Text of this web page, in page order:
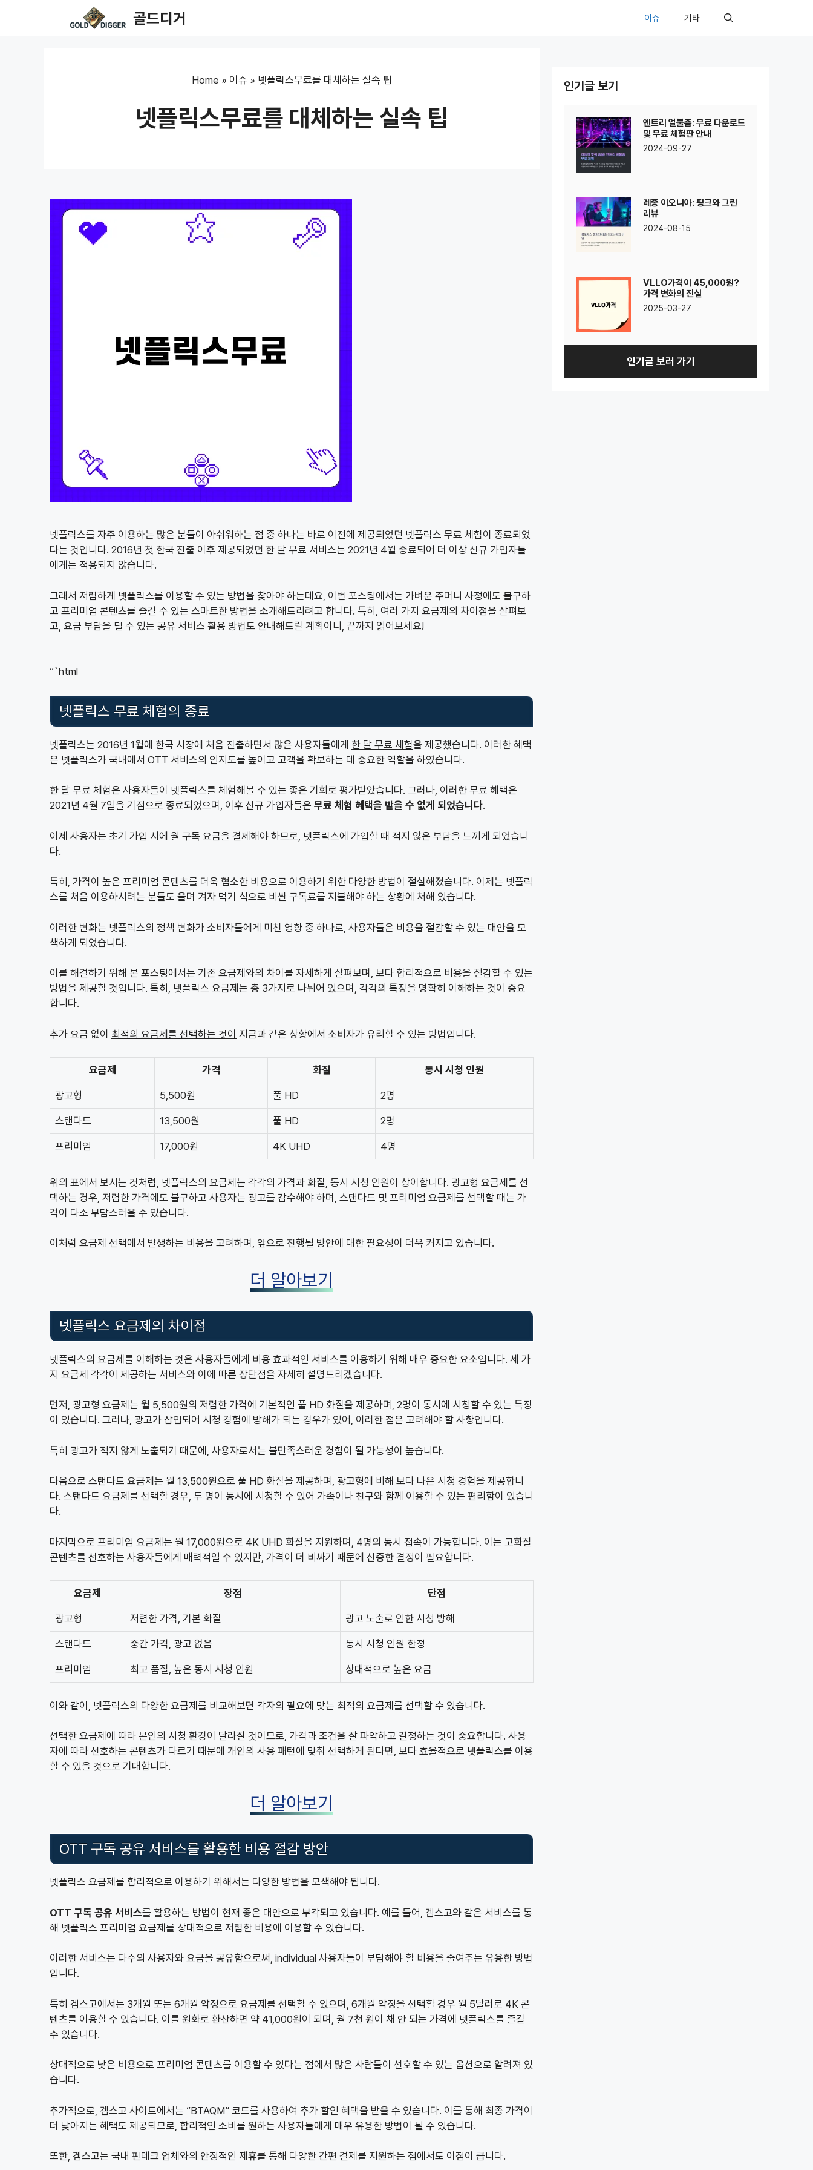
골드디거 이슈 기타
Home » 이슈 » 넷플릭스무료를 대체하는 실속 팁
넷플릭스무료를 대체하는 실속 팁
넷플릭스를 자주 이용하는 많은 분들이 아쉬워하는 점 중 하나는 바로 이전에 제공되었던 넷플릭스 무료 체험이 종료되었
다는 것입니다. 2016년 첫 한국 진출 이후 제공되었던 한 달 무료 서비스는 2021년 4월 종료되어 더 이상 신규 가입자들
에게는 적용되지 않습니다.
그래서 저렴하게 넷플릭스를 이용할 수 있는 방법을 찾아야 하는데요, 이번 포스팅에서는 가벼운 주머니 사정에도 불구하
고 프리미엄 콘텐츠를 즐길 수 있는 스마트한 방법을 소개해드리려고 합니다. 특히, 여러 가지 요금제의 차이점을 살펴보
고, 요금 부담을 덜 수 있는 공유 서비스 활용 방법도 안내해드릴 계획이니, 끝까지 읽어보세요!
“`html
넷플릭스 무료 체험의 종료
넷플릭스는 2016년 1월에 한국 시장에 처음 진출하면서 많은 사용자들에게 한 달 무료 체험을 제공했습니다. 이러한 혜택
은 넷플릭스가 국내에서 OTT 서비스의 인지도를 높이고 고객을 확보하는 데 중요한 역할을 하였습니다.
한 달 무료 체험은 사용자들이 넷플릭스를 체험해볼 수 있는 좋은 기회로 평가받았습니다. 그러나, 이러한 무료 혜택은
2021년 4월 7일을 기점으로 종료되었으며, 이후 신규 가입자들은 무료 체험 혜택을 받을 수 없게 되었습니다.
이제 사용자는 초기 가입 시에 월 구독 요금을 결제해야 하므로, 넷플릭스에 가입할 때 적지 않은 부담을 느끼게 되었습니
다.
특히, 가격이 높은 프리미엄 콘텐츠를 더욱 협소한 비용으로 이용하기 위한 다양한 방법이 절실해졌습니다. 이제는 넷플릭
스를 처음 이용하시려는 분들도 울며 겨자 먹기 식으로 비싼 구독료를 지불해야 하는 상황에 처해 있습니다.
이러한 변화는 넷플릭스의 정책 변화가 소비자들에게 미친 영향 중 하나로, 사용자들은 비용을 절감할 수 있는 대안을 모
색하게 되었습니다.
이를 해결하기 위해 본 포스팅에서는 기존 요금제와의 차이를 자세하게 살펴보며, 보다 합리적으로 비용을 절감할 수 있는
방법을 제공할 것입니다. 특히, 넷플릭스 요금제는 총 3가지로 나뉘어 있으며, 각각의 특징을 명확히 이해하는 것이 중요
합니다.
추가 요금 없이 최적의 요금제를 선택하는 것이 지금과 같은 상황에서 소비자가 유리할 수 있는 방법입니다.
요금제 가격 화질 동시 시청 인원
광고형 5,500원 풀 HD 2명
스탠다드 13,500원 풀 HD 2명
프리미엄 17,000원 4K UHD 4명
위의 표에서 보시는 것처럼, 넷플릭스의 요금제는 각각의 가격과 화질, 동시 시청 인원이 상이합니다. 광고형 요금제를 선
택하는 경우, 저렴한 가격에도 불구하고 사용자는 광고를 감수해야 하며, 스탠다드 및 프리미엄 요금제를 선택할 때는 가
격이 다소 부담스러울 수 있습니다.
이처럼 요금제 선택에서 발생하는 비용을 고려하며, 앞으로 진행될 방안에 대한 필요성이 더욱 커지고 있습니다.
더 알아보기
넷플릭스 요금제의 차이점
넷플릭스의 요금제를 이해하는 것은 사용자들에게 비용 효과적인 서비스를 이용하기 위해 매우 중요한 요소입니다. 세 가
지 요금제 각각이 제공하는 서비스와 이에 따른 장단점을 자세히 설명드리겠습니다.
먼저, 광고형 요금제는 월 5,500원의 저렴한 가격에 기본적인 풀 HD 화질을 제공하며, 2명이 동시에 시청할 수 있는 특징
이 있습니다. 그러나, 광고가 삽입되어 시청 경험에 방해가 되는 경우가 있어, 이러한 점은 고려해야 할 사항입니다.
특히 광고가 적지 않게 노출되기 때문에, 사용자로서는 불만족스러운 경험이 될 가능성이 높습니다.
다음으로 스탠다드 요금제는 월 13,500원으로 풀 HD 화질을 제공하며, 광고형에 비해 보다 나은 시청 경험을 제공합니
다. 스탠다드 요금제를 선택할 경우, 두 명이 동시에 시청할 수 있어 가족이나 친구와 함께 이용할 수 있는 편리함이 있습니
다.
마지막으로 프리미엄 요금제는 월 17,000원으로 4K UHD 화질을 지원하며, 4명의 동시 접속이 가능합니다. 이는 고화질
콘텐츠를 선호하는 사용자들에게 매력적일 수 있지만, 가격이 더 비싸기 때문에 신중한 결정이 필요합니다.
요금제 장점 단점
광고형 저렴한 가격, 기본 화질 광고 노출로 인한 시청 방해
스탠다드 중간 가격, 광고 없음 동시 시청 인원 한정
프리미엄 최고 품질, 높은 동시 시청 인원 상대적으로 높은 요금
이와 같이, 넷플릭스의 다양한 요금제를 비교해보면 각자의 필요에 맞는 최적의 요금제를 선택할 수 있습니다.
선택한 요금제에 따라 본인의 시청 환경이 달라질 것이므로, 가격과 조건을 잘 파악하고 결정하는 것이 중요합니다. 사용
자에 따라 선호하는 콘텐츠가 다르기 때문에 개인의 사용 패턴에 맞춰 선택하게 된다면, 보다 효율적으로 넷플릭스를 이용
할 수 있을 것으로 기대합니다.
더 알아보기
OTT 구독 공유 서비스를 활용한 비용 절감 방안
넷플릭스 요금제를 합리적으로 이용하기 위해서는 다양한 방법을 모색해야 됩니다.
OTT 구독 공유 서비스를 활용하는 방법이 현재 좋은 대안으로 부각되고 있습니다. 예를 들어, 겜스고와 같은 서비스를 통
해 넷플릭스 프리미엄 요금제를 상대적으로 저렴한 비용에 이용할 수 있습니다.
이러한 서비스는 다수의 사용자와 요금을 공유함으로써, individual 사용자들이 부담해야 할 비용을 줄여주는 유용한 방법
입니다.
특히 겜스고에서는 3개월 또는 6개월 약정으로 요금제를 선택할 수 있으며, 6개월 약정을 선택할 경우 월 5달러로 4K 콘
텐츠를 이용할 수 있습니다. 이를 원화로 환산하면 약 41,000원이 되며, 월 7천 원이 채 안 되는 가격에 넷플릭스를 즐길
수 있습니다.
상대적으로 낮은 비용으로 프리미엄 콘텐츠를 이용할 수 있다는 점에서 많은 사람들이 선호할 수 있는 옵션으로 알려져 있
습니다.
추가적으로, 겜스고 사이트에서는 “BTAQM” 코드를 사용하여 추가 할인 혜택을 받을 수 있습니다. 이를 통해 최종 가격이
더 낮아지는 혜택도 제공되므로, 합리적인 소비를 원하는 사용자들에게 매우 유용한 방법이 될 수 있습니다.
또한, 겜스고는 국내 핀테크 업체와의 안정적인 제휴를 통해 다양한 간편 결제를 지원하는 점에서도 이점이 큽니다.
인기글 보기
엔트리 얼불춤: 무료 다운로드
및 무료 체험판 안내
2024-09-27
레종 이오니아: 핑크와 그린
리뷰
2024-08-15
VLLO가격이 45,000원?
가격 변화의 진실
2025-03-27
인기글 보러 가기